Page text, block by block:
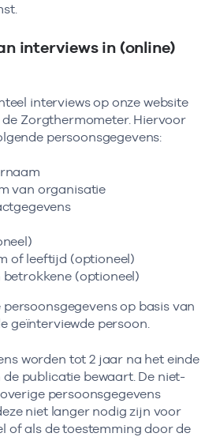
interviews in (online)
interviews op onze website
Zorgthermometer. Hiervoor
persoonsgegevens:
van organisatie
of leeftijd (optioneel)
(optioneel)
op basis van
geïnterviewde persoon.
worden tot 2 jaar na het einde
publicatie bewaart. De niet-
persoonsgegevens
niet langer nodig zijn voor
of als de toestemming door de